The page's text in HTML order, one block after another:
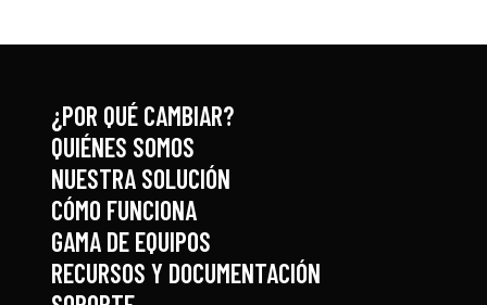
¿POR QUÉ CAMBIAR?
QUIÉNES SOMOS
NUESTRA SOLUCIÓN
CÓMO FUNCIONA
GAMA DE EQUIPOS
RECURSOS Y DOCUMENTACIÓN